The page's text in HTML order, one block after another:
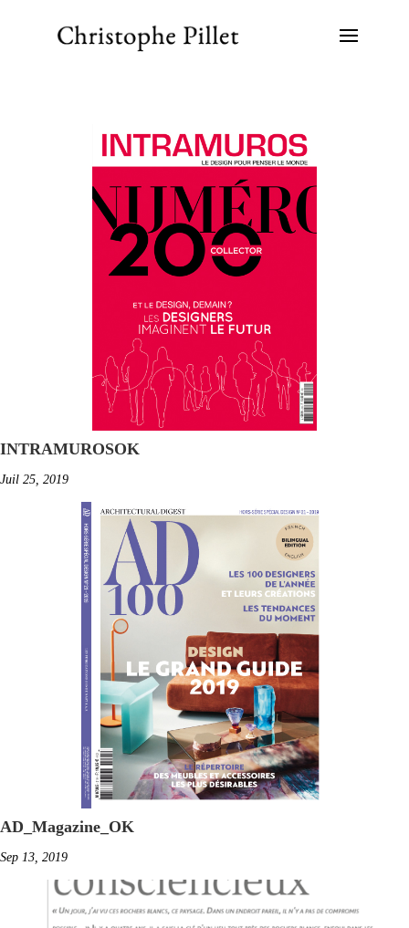
INTRAMUROSOK
Juil 25, 2019
AD_Magazine_OK
Sep 13, 2019